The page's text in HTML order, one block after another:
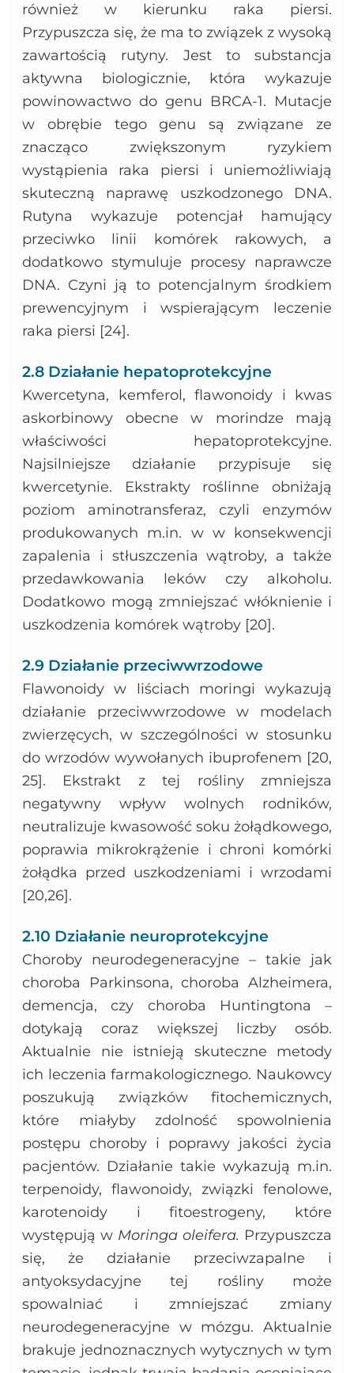
również w kierunku raka piersi.
Przypuszcza się, że ma to związek z wysoką
zawartością rutyny. Jest to substancja
aktywna biologicznie, która wykazuje
powinowactwo do genu BRCA-1. Mutacje
w obrębie tego genu są związane ze
znacząco zwiększonym ryzykiem
wystąpienia raka piersi i uniemożliwiają
skuteczną naprawę uszkodzonego DNA.
Rutyna wykazuje potencjał hamujący
przeciwko linii komórek rakowych, a
dodatkowo stymuluje procesy naprawcze
DNA. Czyni ją to potencjalnym środkiem
prewencyjnym i wspierającym leczenie
raka piersi [24].
2.8 Działanie hepatoprotekcyjne
Kwercetyna, kemferol, flawonoidy i kwas
askorbinowy obecne w morindze mają
właściwości hepatoprotekcyjne.
Najsilniejsze działanie przypisuje się
kwercetynie. Ekstrakty roślinne obniżają
poziom aminotransferaz, czyli enzymów
produkowanych m.in. w w konsekwencji
zapalenia i stłuszczenia wątroby, a także
przedawkowania leków czy alkoholu.
Dodatkowo mogą zmniejszać włóknienie i
uszkodzenia komórek wątroby [20].
2.9 Działanie przeciwwrzodowe
Flawonoidy w liściach moringi wykazują
działanie przeciwwrzodowe w modelach
zwierzęcych, w szczególności w stosunku
do wrzodów wywołanych ibuprofenem [20,
25]. Ekstrakt z tej rośliny zmniejsza
negatywny wpływ wolnych rodników,
neutralizuje kwasowość soku żołądkowego,
poprawia mikrokrążenie i chroni komórki
żołądka przed uszkodzeniami i wrzodami
[20,26].
2.10 Działanie neuroprotekcyjne
Choroby neurodegeneracyjne – takie jak
choroba Parkinsona, choroba Alzheimera,
demencja, czy choroba Huntingtona –
dotykają coraz większej liczby osób.
Aktualnie nie istnieją skuteczne metody
ich leczenia farmakologicznego. Naukowcy
poszukują związków fitochemicznych,
które miałyby zdolność spowolnienia
postępu choroby i poprawy jakości życia
pacjentów. Działanie takie wykazują m.in.
terpenoidy, flawonoidy, związki fenolowe,
karotenoidy i fitoestrogeny, które
występują w Moringa oleifera. Przypuszcza
się, że działanie przeciwzapalne i
antyoksydacyjne tej rośliny może
spowalniać i zmniejszać zmiany
neurodegeneracyjne w mózgu. Aktualnie
brakuje jednoznacznych wytycznych w tym